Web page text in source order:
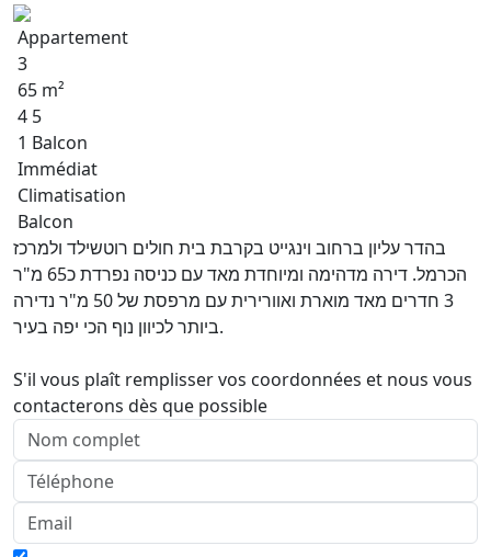
Appartement
3
65 m²
4 5
1 Balcon
Immédiat
Climatisation
Balcon
בהדר עליון ברחוב וינגייט בקרבת בית חולים רוטשילד ולמרכז
הכרמל. דירה מדהימה ומיוחדת מאד עם כניסה נפרדת כ65 מ"ר
3 חדרים מאד מוארת ואוורירית עם מרפסת של 50 מ"ר נדירה
ביותר לכיוון נוף הכי יפה בעיר.
S'il vous plaît remplisser vos coordonnées et nous vous
contacterons dès que possible